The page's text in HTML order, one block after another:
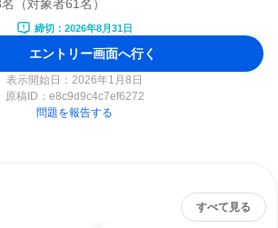
締切：2026年8月31日
エントリー画面へ行く
表示開始日：2026年1月8日
原稿ID： e8c9d9c4c7ef6272
問題を報告する
すべて見る